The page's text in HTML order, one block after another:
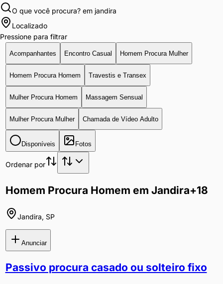
O que você procura? em jandira
Localizado
Pressione para filtrar
Acompanhantes Encontro Casual Homem Procura Mulher
Homem Procura Homem Travestis e Transex
Mulher Procura Homem Massagem Sensual
Mulher Procura Mulher Chamada de Vídeo Adulto
Disponíveis Fotos
Ordenar por
Homem Procura Homem em Jandira+18
Jandira, SP
Anunciar
Passivo procura casado ou solteiro fixo